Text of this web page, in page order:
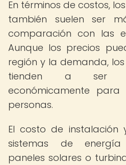
En términos de costos,
también suelen ser
comparación con las
Aunque los precios
región y la demanda,
tienden a ser
económicamente
personas.
El costo de instalación
sistemas de
paneles solares o